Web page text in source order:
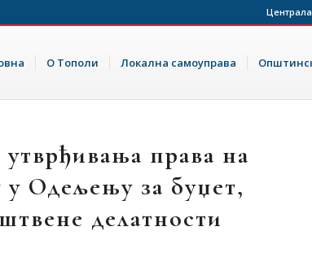
О Тополи Локална самоуправа
права на
у Одељењу за буџет,
делатности